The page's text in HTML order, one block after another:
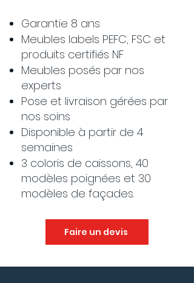
Garantie 8 ans
Meubles labels PEFC, FSC et
produits certifiés NF
Meubles posés par nos
experts
Pose et livraison gérées par
nos soins
Disponible à partir de 4
semaines
3 coloris de caissons, 40
modèles poignées et 30
modèles de façades.
Faire un devis